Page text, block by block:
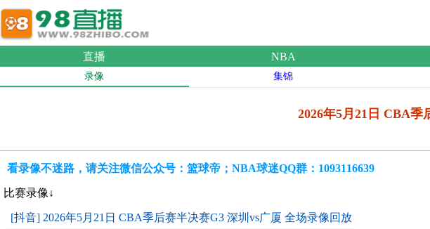
直播 NBA
录像 集锦
2026年5月21日 CBA
看录像不迷路，请关注微信公众号：篮球帝；NBA球迷QQ群：1093116639
比赛录像↓
[抖音] 2026年5月21日 CBA季后赛半决赛G3 深圳vs广厦 全场录像回放